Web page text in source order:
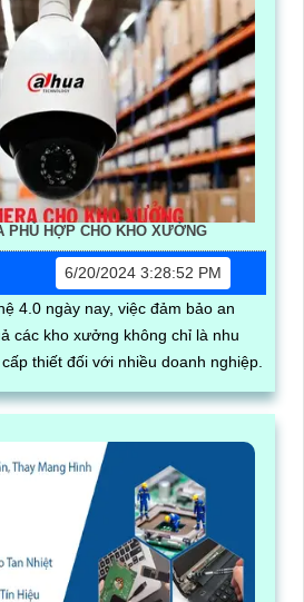
PHÙ HỢP CHO KHO XƯỞNG
6/20/2024 3:28:52 PM
4.0 ngày nay, việc đảm bảo an
các kho xưởng không chỉ là nhu
thiết đối với nhiều doanh nghiệp.